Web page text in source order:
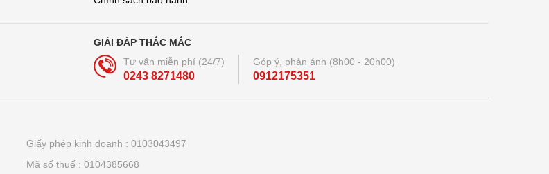
GIẢI ĐÁP THẮC MẮC
Tư vấn miễn phí (24/7)
0243 8271480
Góp ý, phản ánh (8h00 - 20h00)
0912175351
Giấy phép kinh doanh : 0103043497
Mã số thuế : 0104385668